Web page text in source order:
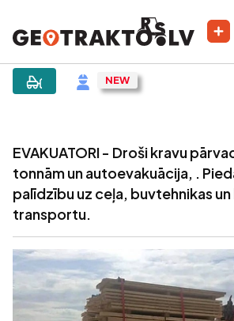
|Sludinājums
EVAKUATORI - Droši kravu
tonnām un autoevakuācija, .
palīdzību uz ceļa, buvtehnikas
transportu.